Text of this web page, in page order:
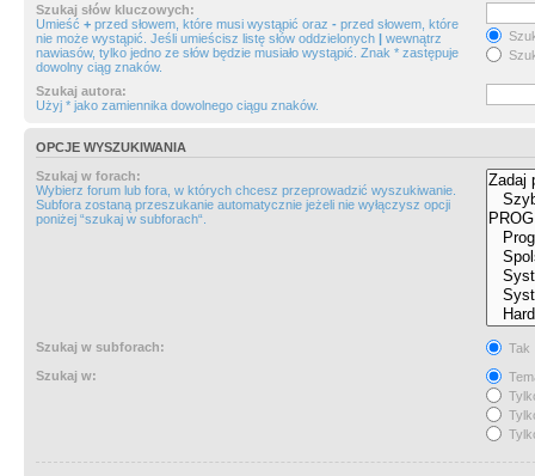
Szukaj słów kluczowych:
Umieść + przed słowem, które musi wystąpić oraz - przed słowem, które
nie może wystąpić. Jeśli umieścisz listę słów oddzielonych | wewnątrz
nawiasów, tylko jedno ze słów będzie musiało wystąpić. Znak * zastępuje
dowolny ciąg znaków.
Szukaj autora:
Użyj * jako zamiennika dowolnego ciągu znaków.
OPCJE WYSZUKIWANIA
Szukaj w forach:
Wybierz forum lub fora, w których chcesz przeprowadzić wyszukiwanie.
Subfora zostaną przeszukanie automatycznie jeżeli nie wyłączysz opcji
poniżej “szukaj w subforach“.
Szukaj w subforach:
Tak
Szukaj w: